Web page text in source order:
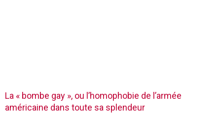
La « bombe gay », ou l’homophobie de l’armée
américaine dans toute sa splendeur